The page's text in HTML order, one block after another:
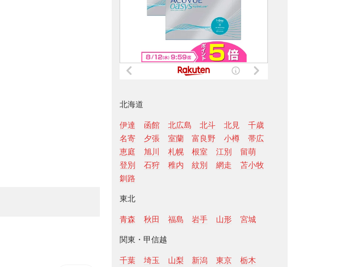
北海道
伊達 函館 北広島 北斗 北見
千歳
名寄
夕張 室蘭 富良野 小樽
帯広
恵庭
旭川 札幌 根室 江別
留萌
登別
石狩 稚内 紋別 網走
苫小牧
釧路
東北
青森 秋田 福島 岩手 山形 宮城
関東・甲信越
千葉 埼玉 山梨 新潟 東京
栃木